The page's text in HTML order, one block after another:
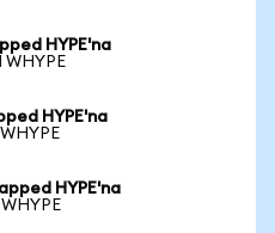
HYPE'na
WHYPE
HYPE'na
HYPE'na